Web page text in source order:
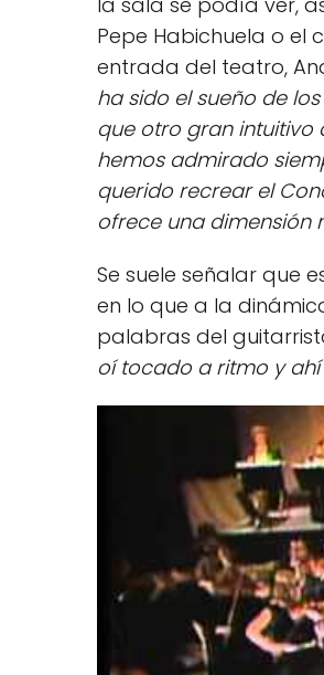
Pepe Habichuela o el
entrada del teatro,
ha sido el sueño de
que otro gran intuitivo
hemos admirado
querido recrear el
ofrece una dimensión
Se suele señalar que
en lo que a la
palabras del
oí tocado a ritmo y